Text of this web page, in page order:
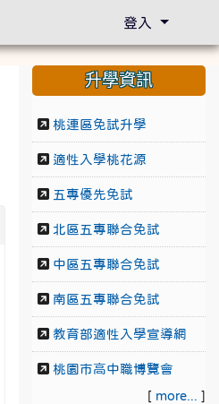
升學資訊
桃連區免試升學
適性入學桃花源
五專優先免試
北區五專聯合免試
中區五專聯合免試
南區五專聯合免試
教育部適性入學宣導網
桃園市高中職博覽會
[ more... ]
登入